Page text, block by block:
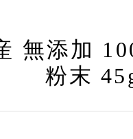
無添加
粉末